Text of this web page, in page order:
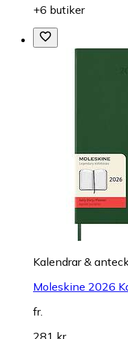
+6 butiker
Kalendrar &
Moleskine 2026
fr.